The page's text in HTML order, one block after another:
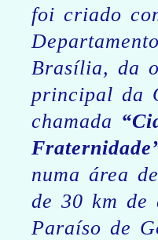
foi criado
Brasília, da
principal da
chamada
numa área
de 30 km de
Paraíso de